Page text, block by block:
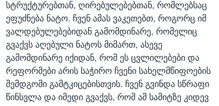
სტრუქტურებთან, ღირებულებებთან, რომლებსაც
ეფუძნება ნატო. ჩვენ ამას ვაკეთებთ, როგორც იმ
ვალდებულებებიდან გამომდინარე, რომელიც
გვაქვს აღებული ნატოს მიმართ, ასევე
გამომდინარე იქიდან, რომ ეს ცვლილებები და
რეფორმები არის საჭირო ჩვენი სახელმწიფოების
შემდგომი გამტკიცებისთვის. ჩვენ გვინდა სწრაფი
წინსვლა და იმედი გვაქვს, რომ ამ სამიტზე კიდევ